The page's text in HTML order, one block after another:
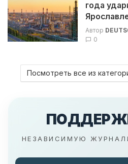
года
Автор
0
Посмотреть все из
НЕЗАВИСИМУЮ